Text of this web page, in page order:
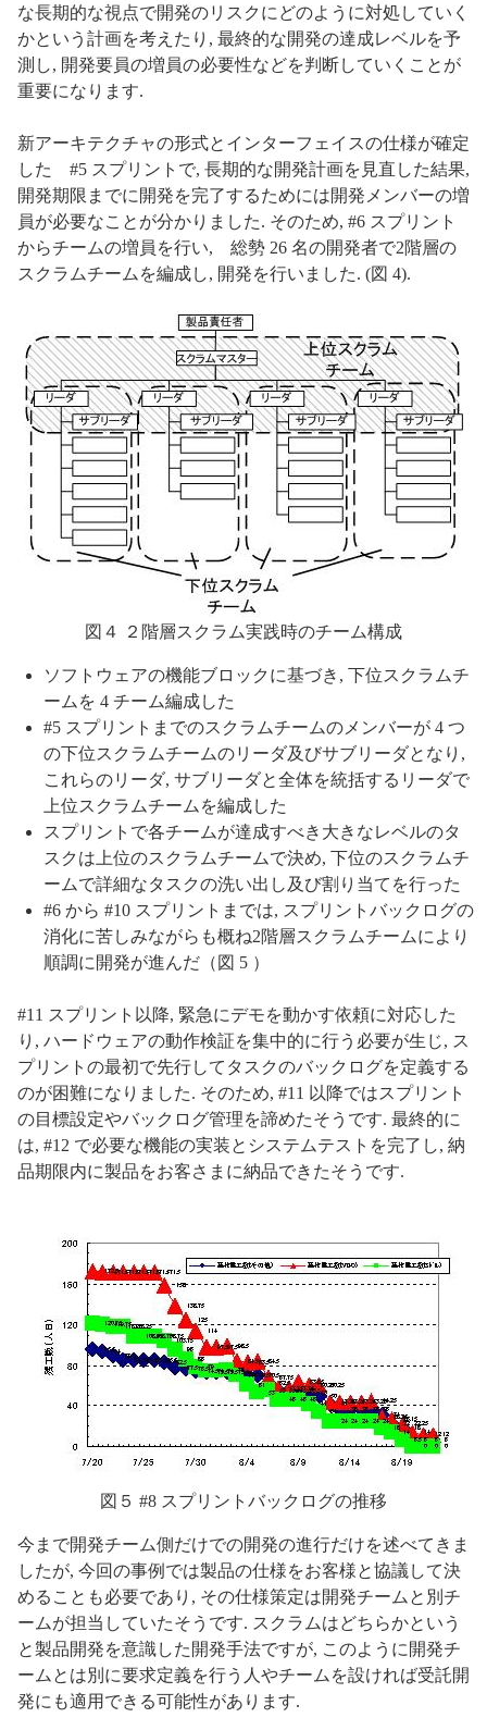
な長期的な視点で開発のリスクにどのように対処していく
かという計画を考えたり, 最終的な開発の達成レベルを予
測し, 開発要員の増員の必要性などを判断していくことが
重要になります.
新アーキテクチャの形式とインターフェイスの仕様が確定
した #5 スプリントで, 長期的な開発計画を見直した結果,
開発期限までに開発を完了するためには開発メンバーの増
員が必要なことが分かりました. そのため, #6 スプリント
からチームの増員を行い, 総勢 26 名の開発者で2階層の
スクラムチームを編成し, 開発を行いました. (図 4).
図４ ２階層スクラム実践時のチーム構成
ソフトウェアの機能ブロックに基づき, 下位スクラムチ
ームを 4 チーム編成した
#5 スプリントまでのスクラムチームのメンバーが 4 つ
の下位スクラムチームのリーダ及びサブリーダとなり,
これらのリーダ, サブリーダと全体を統括するリーダで
上位スクラムチームを編成した
スプリントで各チームが達成すべき大きなレベルのタ
スクは上位のスクラムチームで決め, 下位のスクラムチ
ームで詳細なタスクの洗い出し及び割り当てを行った
#6 から #10 スプリントまでは, スプリントバックログの
消化に苦しみながらも概ね2階層スクラムチームにより
順調に開発が進んだ（図 5 ）
#11 スプリント以降, 緊急にデモを動かす依頼に対応した
り, ハードウェアの動作検証を集中的に行う必要が生じ, ス
プリントの最初で先行してタスクのバックログを定義する
のが困難になりました. そのため, #11 以降ではスプリント
の目標設定やバックログ管理を諦めたそうです. 最終的に
は, #12 で必要な機能の実装とシステムテストを完了し, 納
品期限内に製品をお客さまに納品できたそうです.
図５ #8 スプリントバックログの推移
今まで開発チーム側だけでの開発の進行だけを述べてきま
したが, 今回の事例では製品の仕様をお客様と協議して決
めることも必要であり, その仕様策定は開発チームと別チ
ームが担当していたそうです. スクラムはどちらかという
と製品開発を意識した開発手法ですが, このように開発チ
ームとは別に要求定義を行う人やチームを設ければ受託開
発にも適用できる可能性があります.